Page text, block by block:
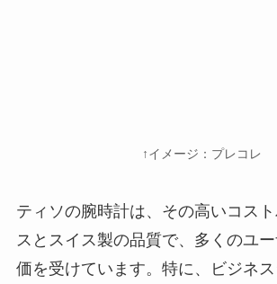
↑イメージ：プレコレ
ティソの腕時計は、その高いコス
スとスイス製の品質で、多くのユ
価を受けています。特に、ビジネ